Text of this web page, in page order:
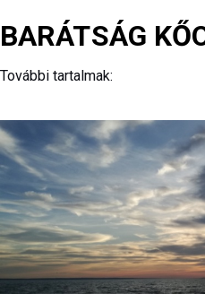
BARÁTSÁG
További tartalmak: